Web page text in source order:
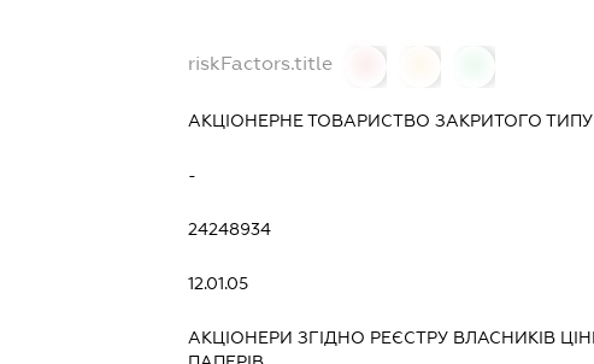
riskFactors.title
АКЦІОНЕРНЕ ТОВАРИСТВО ЗАКРИТОГО ТИПУ
-
24248934
12.01.05
АКЦІОНЕРИ ЗГІДНО РЕЄСТРУ ВЛАСНИКІВ